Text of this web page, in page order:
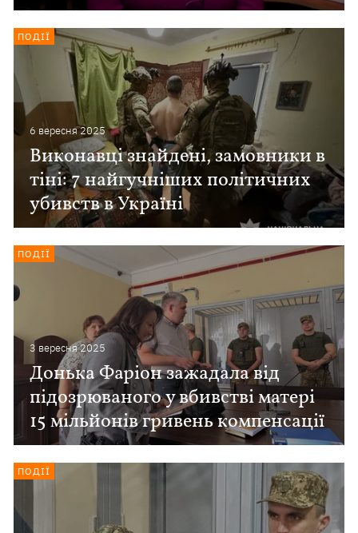
6 вересня 2025
Виконавці знайдені, замовники в
тіні: 7 найгучніших політичних
убивств в Україні
ПОДІЇ
3 вересня 2025
Донька Фаріон зажадала від
підозрюваного у вбивстві матері
15 мільйонів гривень компенсації
ПОДІЇ
ПОДІЇ